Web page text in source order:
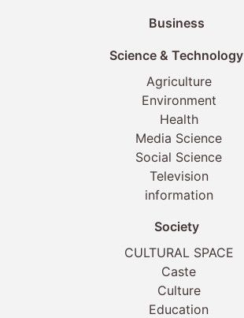
Business
Science & Technology
Agriculture
Environment
Health
Media Science
Social Science
Television
information
Society
CULTURAL SPACE
Caste
Culture
Education